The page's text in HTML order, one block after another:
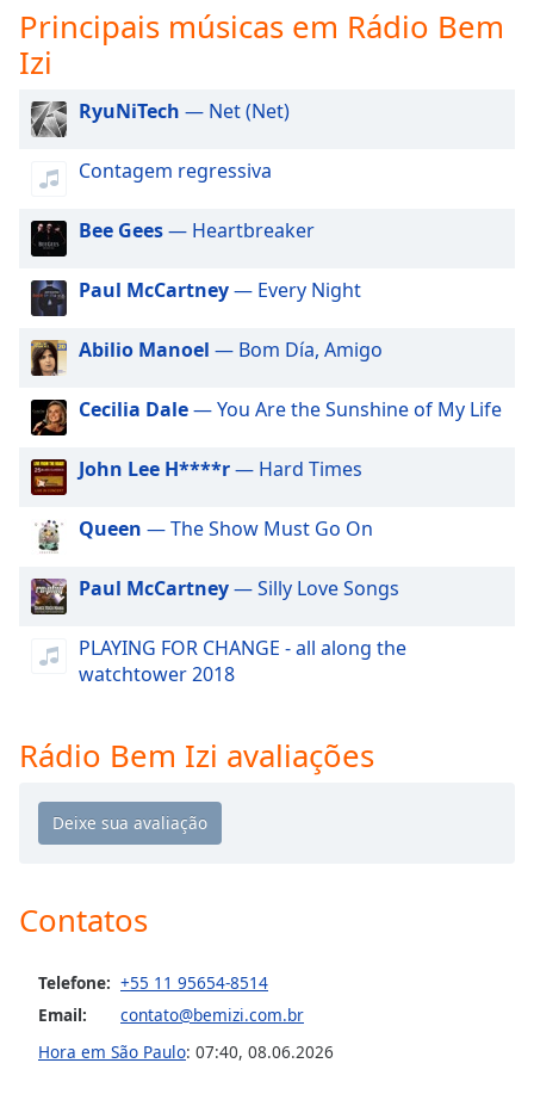
subtitles
settings
dialog
subtitles
off
selected
Track
in-
Picture
This
modal
window.
Beginning
dialog
window.
the
Opacity
Background
Color
Principais músicas em Rádio Bem
Izi
RyuNiTech — Net (Net)
Contagem regressiva
Bee Gees— Heartbreaker
Paul McCartney— Every Night
Abilio Manoel — Bom Día, Amigo
Cecilia Dale— You Are the Sunshine of My Life
John Lee H****r— Hard Times
Queen — The Show Must Go On
Paul McCartney— Silly Love Songs
PLAYING FOR CHANGE - all along the
watchtower 2018
Rádio Bem Izi avaliações
Contatos
Telefone: +55 11 95654-8514
Email:
contato@bemizi.com.br
Hora em São Paulo: 07:40, 08.06.2026